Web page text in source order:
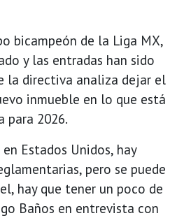
bicampeón de la Liga MX,
y las entradas han sido
la directiva analiza dejar el
inmueble en lo que está
para 2026.
Estados Unidos, hay
pero se puede
hay que tener un poco de
Baños en entrevista con